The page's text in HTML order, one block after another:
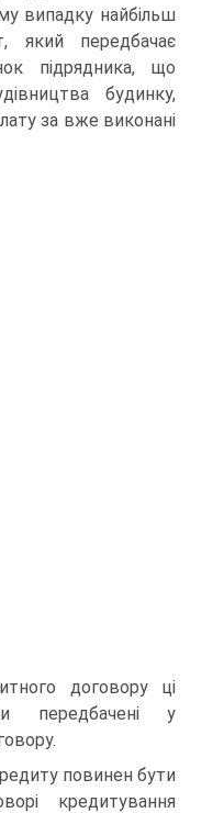
випадку найбільш
який передбачає
підрядника, що
будинку,
за вже виконані
договору ці
передбачені у
повинен бути
кредитування